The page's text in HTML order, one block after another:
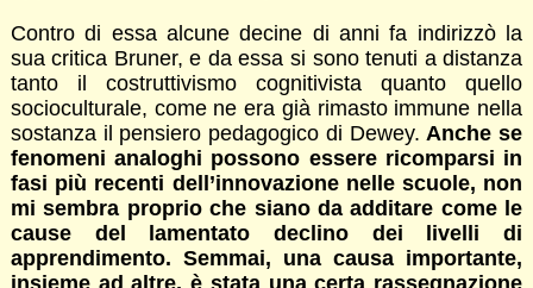
Contro di essa alcune decine di anni fa indirizzò la
sua critica Bruner, e da essa si sono tenuti a distanza
tanto il costruttivismo cognitivista quanto quello
socioculturale, come ne era già rimasto immune nella
sostanza il pensiero pedagogico di Dewey. Anche se
fenomeni analoghi possono essere ricomparsi in
fasi più recenti dell’innovazione nelle scuole, non
mi sembra proprio che siano da additare come le
cause del lamentato declino dei livelli di
apprendimento. Semmai, una causa importante,
insieme ad altre, è stata una certa rassegnazione